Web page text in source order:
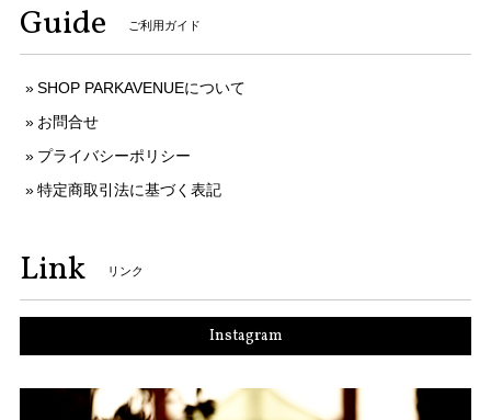
Guide ご利用ガイド
SHOP PARKAVENUEについて
お問合せ
プライバシーポリシー
特定商取引法に基づく表記
Link リンク
Instagram